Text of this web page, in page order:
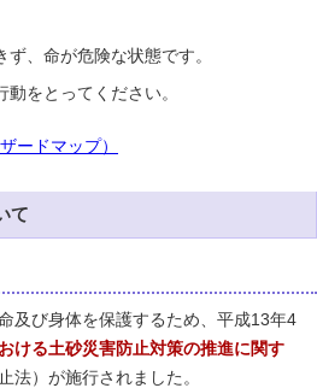
、命が危険な状態です。
をとってください。
ードマップ）
て
及び身体を保護するため、平成13年4
ける土砂災害防止対策の推進に関す
）が施行されました。